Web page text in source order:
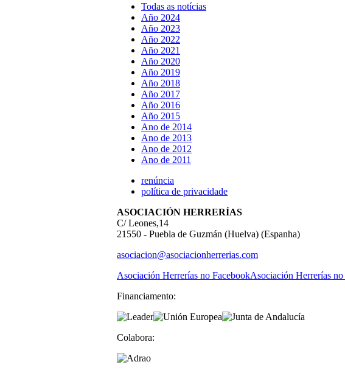
Todas as notícias
Año 2024
Año 2023
Año 2022
Año 2021
Año 2020
Año 2019
Año 2018
Año 2017
Año 2016
Año 2015
Ano de 2014
Ano de 2013
Ano de 2012
Ano de 2011
renúncia
política de privacidade
ASOCIACIÓN HERRERÍAS
C/ Leones,14
21550 - Puebla de Guzmán (Huelva) (Espanha)
asociacion@asociacionherrerias.com
Asociación Herrerías no FacebookAsociación Herrerías
Financiamento:
Colabora: